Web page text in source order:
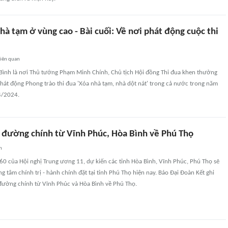
tạm ở vùng cao - Bài cuối: Về nơi phát động cuộc thi
quan
là nơi Thủ tướng Phạm Minh Chính, Chủ tịch Hội đồng Thi đua khen thưởng
động Phong trào thi đua 'Xóa nhà tạm, nhà dột nát' trong cả nước trong năm
2024.
chính từ Vĩnh Phúc, Hòa Bình về Phú Thọ
của Hội nghị Trung ương 11, dự kiến các tỉnh Hòa Bình, Vĩnh Phúc, Phú Thọ sẽ
tâm chính trị - hành chính đặt tại tỉnh Phú Thọ hiện nay. Báo Đại Đoàn Kết ghi
chính từ Vĩnh Phúc và Hòa Bình về Phú Thọ.